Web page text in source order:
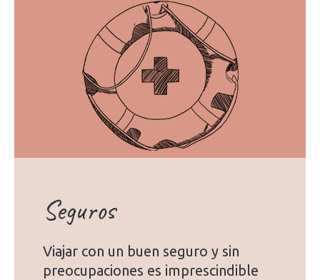
Seguros
Viajar con un buen seguro y sin
preocupaciones es imprescindible